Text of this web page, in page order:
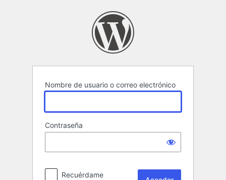
Nombre de usuario o correo electrónico
Contraseña
Recuérdame